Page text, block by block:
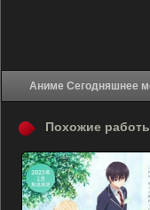
Похожие